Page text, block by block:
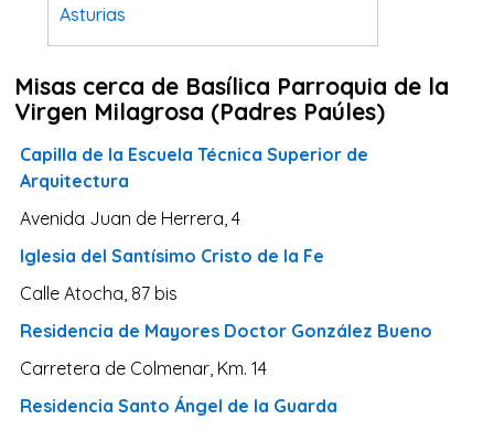
Asturias
Tarragona
Navarra
Valladolid
Sevilla
Misas cerca de Basílica Parroquia de la
Virgen Milagrosa (Padres Paúles)
Capilla de la Escuela Técnica Superior de
Arquitectura
Avenida Juan de Herrera, 4
Iglesia del Santísimo Cristo de la Fe
Calle Atocha, 87 bis
Residencia de Mayores Doctor González Bueno
Carretera de Colmenar, Km. 14
Residencia Santo Ángel de la Guarda